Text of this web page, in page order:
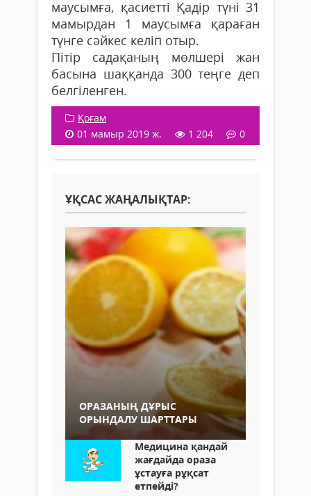
маусымға, қасиетті Қадір түні 31
мамырдан 1 маусымға қараған
түнге сәйкес келіп отыр.
Пітір садақаның мөлшері жан
басына шаққанда 300 теңге деп
белгіленген.
Қоғам
01 мамыр 2019 ж.
1 204 0
ҰҚСАС ЖАҢАЛЫҚТАР:
ОРАЗАНЫҢ ДҰРЫС
ОРЫНДАЛУ ШАРТТАРЫ
Медицина қандай
жағдайда ораза
ұстауға рұқсат
етпейді?